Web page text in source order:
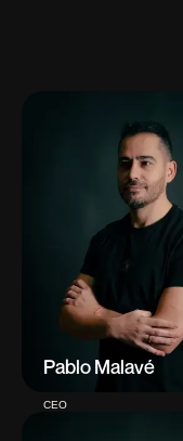
Pablo Malavé
CEO